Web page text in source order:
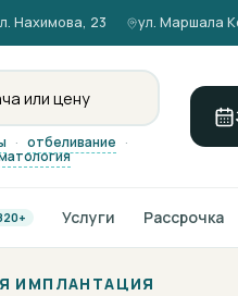
Нахимова, 23 ул. Маршала
· отбеливание ·
Услуги Рассрочка
ИМПЛАНТАЦИЯ